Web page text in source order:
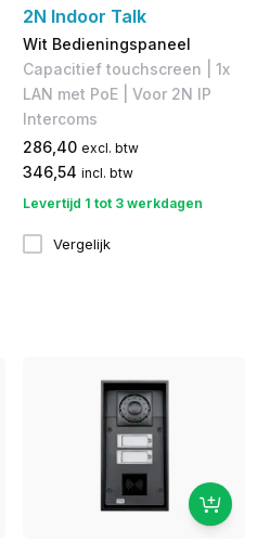
2N Indoor Talk
Wit Bedieningspaneel
Capacitief touchscreen | 1x
LAN met PoE | Voor 2N IP
Intercoms
286,40 excl. btw
346,54 incl. btw
Levertijd 1 tot 3 werkdagen
Vergelijk